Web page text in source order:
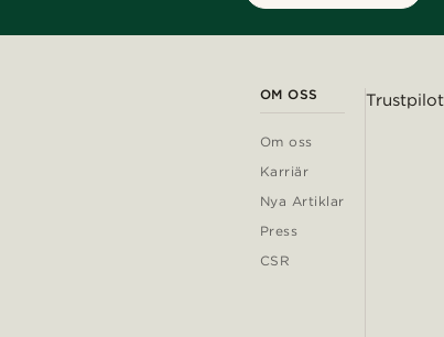
OM OSS
Om oss
Karriär
Nya Artiklar
Press
CSR
Trustpilot